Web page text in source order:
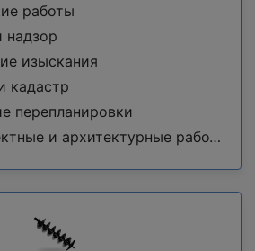
работы
надзор
изыскания
кадастр
перепланировки
и архитектурные работы